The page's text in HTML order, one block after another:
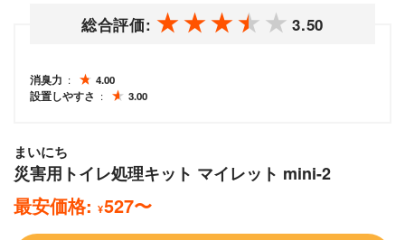
総合評価: 3.50
消臭力
4.00
設置しやすさ
3.00
まいにち
災害用トイレ処理キット マイレット mini-2
最安価格: ¥527〜